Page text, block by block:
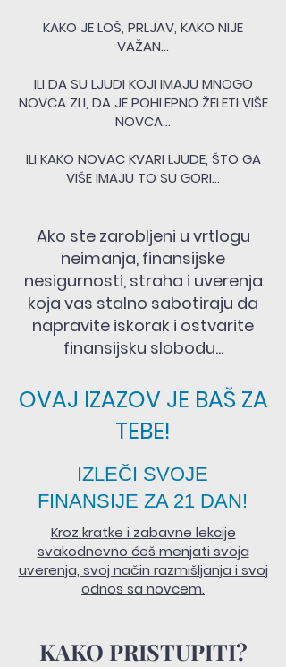
KAKO JE LOŠ, PRLJAV, KAKO NIJE
VAŽAN...
ILI DA SU LJUDI KOJI IMAJU MNOGO
NOVCA ZLI, DA JE POHLEPNO ŽELETI VIŠE
NOVCA...
ILI KAKO NOVAC KVARI LJUDE, ŠTO GA
VIŠE IMAJU TO SU GORI...
Ako ste zarobljeni u vrtlogu
neimanja, finansijske
nesigurnosti, straha i uverenja
koja vas stalno sabotiraju da
napravite iskorak i ostvarite
finansijsku slobodu...
OVAJ IZAZOV JE BAŠ ZA
TEBE!
Kroz kratke i zabavne lekcije
svakodnevno ćeš menjati svoja
uverenja, svoj način razmišljanja i svoj
odnos sa novcem.
KAKO PRISTUPITI?
IZLEČI SVOJE
FINANSIJE ZA 21 DAN!